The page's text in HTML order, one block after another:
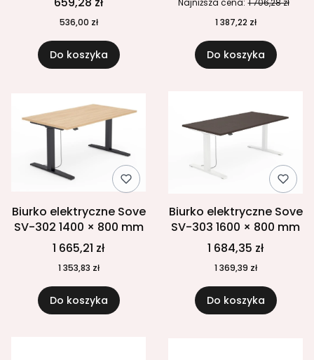
536,00 zł
Do koszyka
1 387,22 zł
Do koszyka
Biurko elektryczne Sove
SV-302 1400 × 800 mm
1 665,21 zł
1 353,83 zł
Do koszyka
Biurko elektryczne Sove
SV-303 1600 × 800 mm
1 684,35 zł
1 369,39 zł
Do koszyka